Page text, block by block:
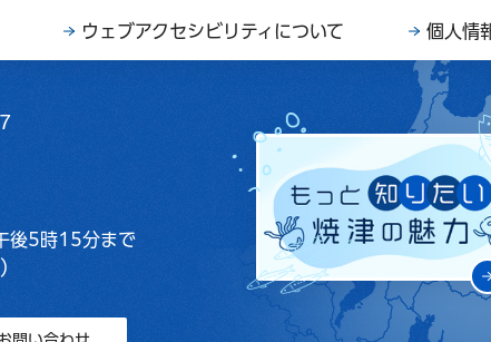
ウェブアクセシビリティについて 個人情
後5時15分まで